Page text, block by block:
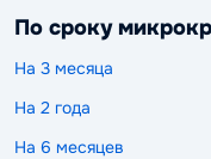
По сроку
На 3 месяца
На 2 года
На 6 месяцев